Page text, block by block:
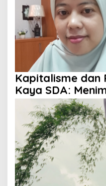
Kapitalisme dan
Kaya SDA:
Perspektif Islam